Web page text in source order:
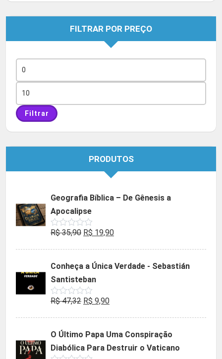
FILTRAR POR PREÇO
mínimo
máximo
Filtrar
PRODUTOS
Geografia Bíblica – De Gênesis a
Apocalipse
Avaliação
de
R$35,90 O
era:
R$ 35,90.
R$ 19,90O
é:
Conheça a Única Verdade - Sebastián
Santisteban
Avaliação
de
R$47,32 O
era:
R$ 47,32.
R$ 9,90O
é:
R$ 9,90.
O Último Papa Uma Conspiração
Diabólica Para Destruir o Vaticano